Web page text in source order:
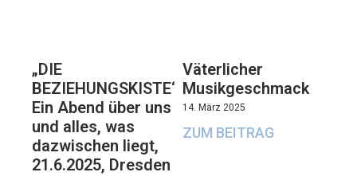
„DIE
BEZIEHUNGSKISTE“:
Ein Abend über uns
und alles, was
dazwischen liegt,
21.6.2025, Dresden
Väterlicher
Musikgeschmack
14. März 2025
ZUM BEITRAG